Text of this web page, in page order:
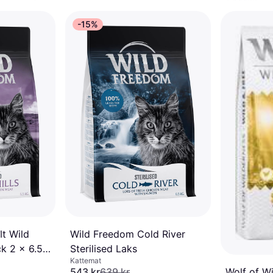
mnd.*
Wild
2 x 6.5
-15%
Wild Freedom Cold River
Sterilised Laks
Kattemat